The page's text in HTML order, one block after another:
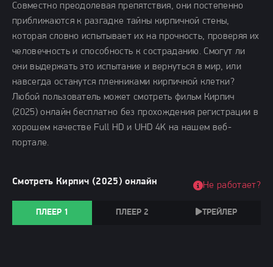
Совместно преодолевая препятствия, они постепенно
приближаются к разгадке тайны кирпичной стены,
которая словно испытывает их на прочность, проверяя их
человечность и способность к состраданию. Смогут ли
они выдержать это испытание и вернуться в мир, или
навсегда останутся пленниками кирпичной клетки?
Любой пользователь может смотреть фильм Кирпич
(2025) онлайн бесплатно без прохождения регистрации в
хорошем качестве Full HD и UHD 4K на нашем веб-
портале.
Смотреть Кирпич (2025) онлайн
ПЛЕЕР 1 ПЛЕЕР 2 ТРЕЙЛЕР
Не работает?